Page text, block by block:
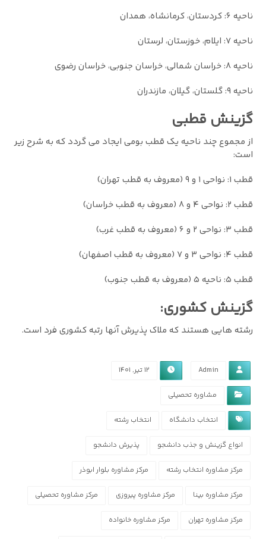
ناحیه ۶: کردستان، کرمانشاه، همدان
ناحیه ٧: ایلام، خوزستان، لرستان
ناحیه ٨: خراسان شمالی، خراسان جنوبی، خراسان رضوی
ناحیه ٩: گلستان، گیلان، مازندران
گزینش قطبی
از مجموع چند ناحیه یک قطب بومی ایجاد می گردد که به شرح زیر
است:
قطب ١: نواحی ١ و ٩ (معروف به قطب تهران)
قطب ٢: نواحی ۴ و ٨ (معروف به قطب خراسان)
قطب ٣: نواحی ٢ و ۶ (معروف به قطب غرب)
قطب ۴: نواحی ٣ و ٧ (معروف به قطب اصفهان)
قطب ۵: ناحیه ۵ (معروف به قطب جنوب)
گزینش کشوری:
رشته هایی هستند که ملاک پذیرش آنها رتبه کشوری فرد است.
Admin ۱۲ تیر, ۱۴۰۱
مشاوره تحصیلی
انتخاب دانشگاه انتخاب رشته
انواع گزینش و جذب دانشجو پذیرش دانشجو
مرکز مشاوره انتخاب رشته مرکز مشاوره بلوار ابوذر
مرکز مشاوره بینا مرکز مشاوره پیروزی مرکز مشاوره تحصیلی
مرکز مشاوره تهران مرکز مشاوره خانواده